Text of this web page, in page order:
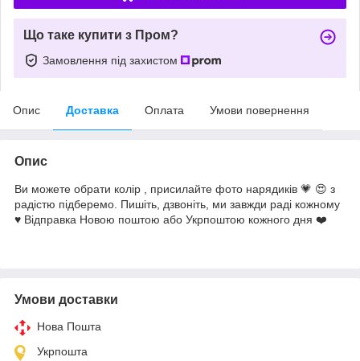
Що таке купити з Пром?
Замовлення під захистом
Опис Доставка Оплата Умови повернення
Опис
Ви можете обрати колір , присилайте фото нарядиків 💗 😍 з
радістю підберемо. Пишіть, дзвоніть, ми завжди раді кожному
♥️ Відправка Новою поштою або Укрпоштою кожного дня ❤️
Умови доставки
Нова Пошта
Укрпошта